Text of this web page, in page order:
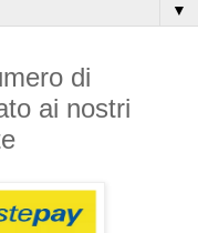
▼
di
ai nostri